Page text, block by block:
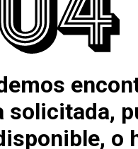
solicitada,
o